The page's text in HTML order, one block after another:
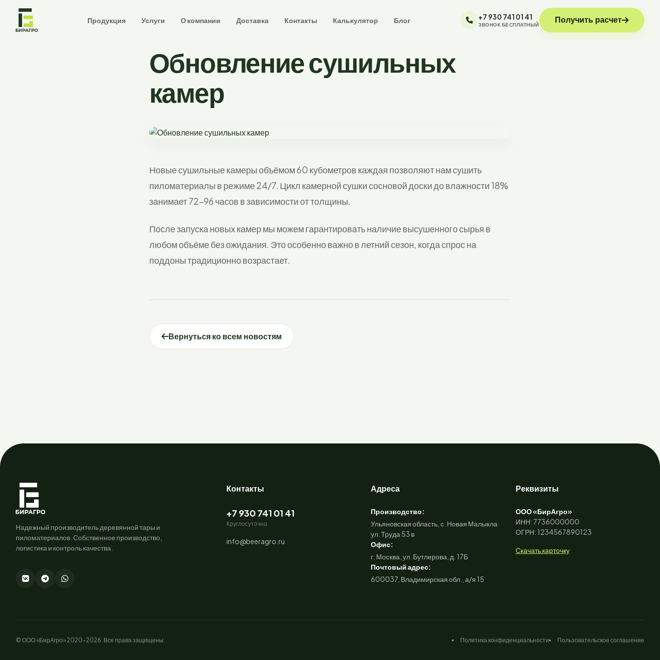
Продукция Услуги О компании Доставка Контакты Калькулятор Блог +7 930 741 01 41
ЗВОНОК БЕСПЛАТНЫЙ Получить расчет
Обновление сушильных
камер
Новые сушильные камеры объёмом 60 кубометров каждая позволяют нам сушить
пиломатериалы в режиме 24/7. Цикл камерной сушки сосновой доски до влажности 18%
занимает 72–96 часов в зависимости от толщины.
После запуска новых камер мы можем гарантировать наличие высушенного сырья в
любом объёме без ожидания. Это особенно важно в летний сезон, когда спрос на
поддоны традиционно возрастает.
Вернуться ко всем новостям
Надежный производитель деревянной тары и
пиломатериалов. Собственное производство,
логистика и контроль качества.
Контакты
+7 930 741 01 41
Круглосуточно
info@beeragro.ru
Адреса
Производство:
Ульяновская область, с. Новая Малыкла
ул. Труда 53 в
Офис:
г. Москва, ул. Бутлерова, д. 17Б
Почтовый адрес:
600037, Владимирская обл., а/я 15
Реквизиты
ООО «БирАгро»
ИНН: 7736000000
ОГРН: 1234567890123
Скачать карточку
© ООО «БирАгро» 2020-2026. Все права защищены. Политика конфиденциальности Пользовательское соглашение